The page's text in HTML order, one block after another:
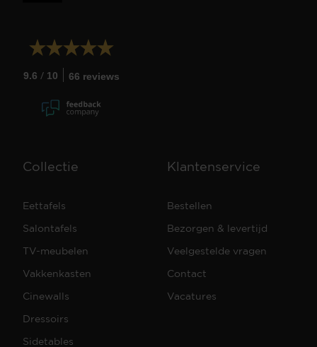
9.6 / 10 66 reviews
Collectie
Eettafels
Salontafels
TV-meubelen
Vakkenkasten
Cinewalls
Dressoirs
Sidetables
Klantenservice
Bestellen
Bezorgen & levertijd
Veelgestelde vragen
Contact
Vacatures